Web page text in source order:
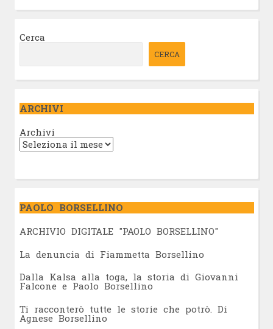
Cerca
CERCA
ARCHIVI
Archivi
PAOLO BORSELLINO
ARCHIVIO DIGITALE "PAOLO BORSELLINO"
La denuncia di Fiammetta Borsellino
Dalla Kalsa alla toga, la storia di Giovanni
Falcone e Paolo Borsellino
Ti racconterò tutte le storie che potrò. Di
Agnese Borsellino